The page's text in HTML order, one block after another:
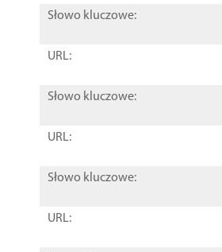
Słowo kluczowe:
URL:
Słowo kluczowe:
URL:
Słowo kluczowe:
URL: